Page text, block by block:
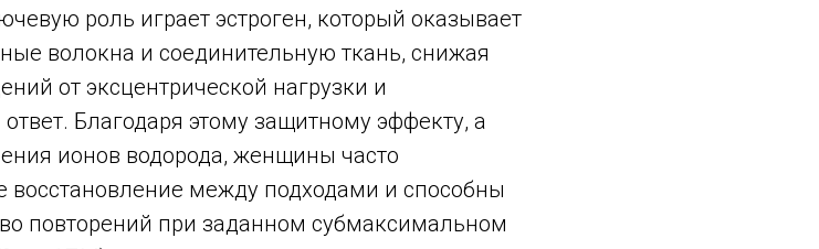
роль играет эстроген, который оказывает
волокна и соединительную ткань, снижая
от эксцентрической нагрузки и
Благодаря этому защитному эффекту, а
ионов водорода, женщины часто
восстановление между подходами и способны
повторений при заданном субмаксимальном